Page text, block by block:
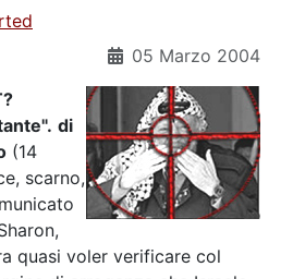
05 Marzo 2004
di
(14
scarno,
quasi voler verificare col